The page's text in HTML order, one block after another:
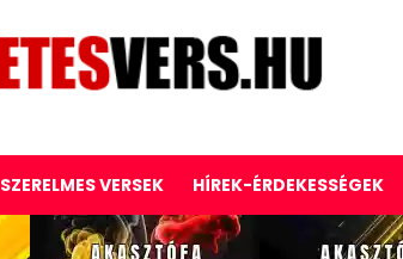
SZERELMES VERSEK HÍREK-ÉRDEKESSÉGEK